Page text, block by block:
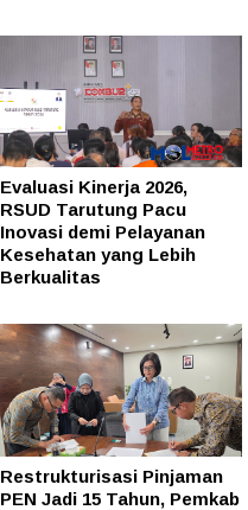
Evaluasi Kinerja 2026,
RSUD Tarutung Pacu
Inovasi demi Pelayanan
Kesehatan yang Lebih
Berkualitas
Restrukturisasi Pinjaman
PEN Jadi 15 Tahun, Pemkab